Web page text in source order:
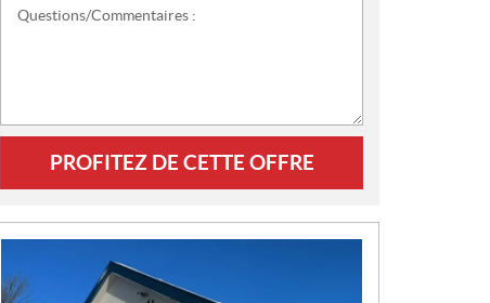
Questions/Commentaires :
PROFITEZ DE CETTE OFFRE
O